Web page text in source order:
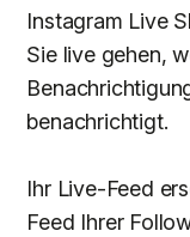
Instagram Live
Sie live gehen,
benachrichtigt.
Ihr Live-Feed
Feed Ihrer